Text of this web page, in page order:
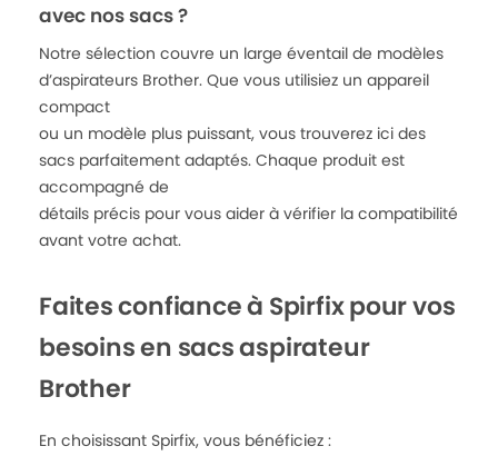
avec nos sacs ?
Notre sélection couvre un large éventail de modèles
d’aspirateurs Brother. Que vous utilisiez un appareil
compact
ou un modèle plus puissant, vous trouverez ici des
sacs parfaitement adaptés. Chaque produit est
accompagné de
détails précis pour vous aider à vérifier la compatibilité
avant votre achat.
Faites confiance à Spirfix pour vos
besoins en sacs aspirateur
Brother
En choisissant Spirfix, vous bénéficiez :